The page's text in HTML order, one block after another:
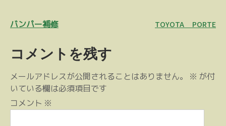
投
ナ
ビ
ゲ
ー
シ
バンパー補修 TOYOTA PORTE
コメントを残す
メールアドレスが公開されることはありません。 ※ が付
いている欄は必須項目です
コメント ※